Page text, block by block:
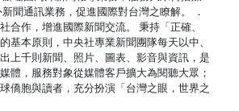
聞通訊業務，促進國際對台灣之瞭解。 ．
合作，增進國際新聞交流。 秉持「正確、
基本原則，中央社專業新聞團隊每天以中、
上千則新聞、照片、圖表、影音與資訊，是
體，服務對象從媒體客戶擴大為閱聽大眾；
僑胞與讀者，充分扮演「台灣之眼，世界之